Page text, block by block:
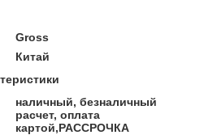
Gross
Китай
наличный, безналичный
расчет, оплата
картой,РАССРОЧКА